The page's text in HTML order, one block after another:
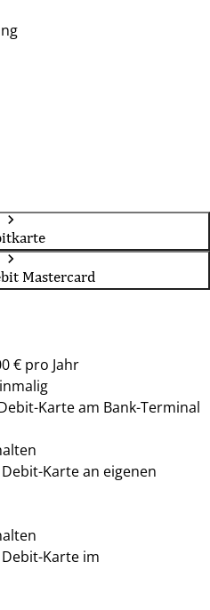
Mastercard
€ pro Jahr
Karte am Bank-Terminal
Karte an eigenen
Karte im